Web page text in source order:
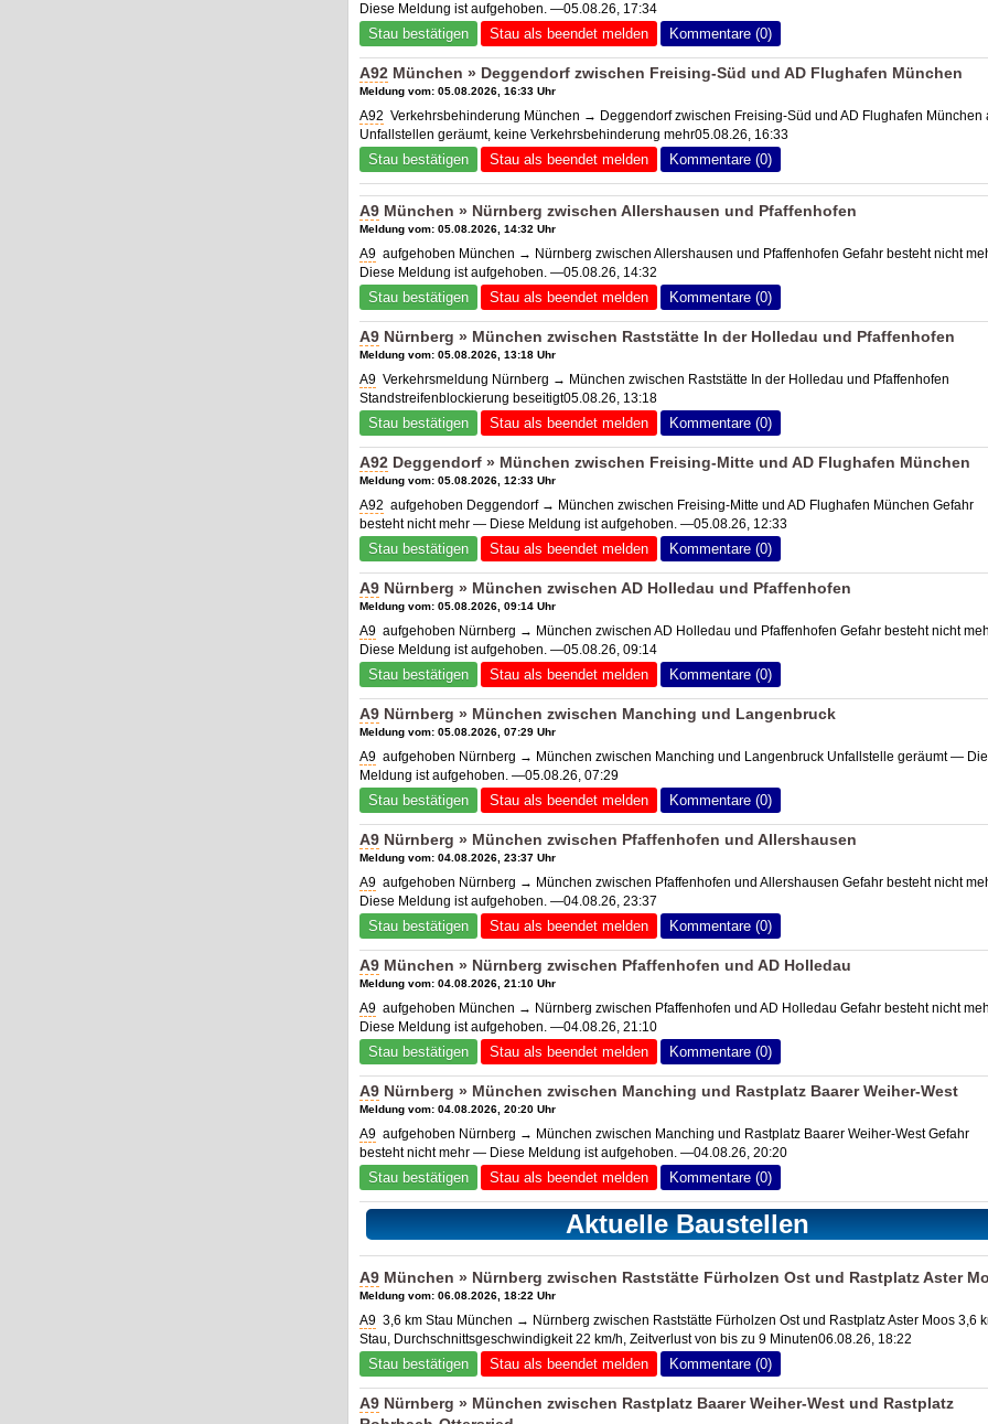
Diese Meldung ist aufgehoben. —05.08.26, 17:34
Stau bestätigen Stau als beendet melden Kommentare (0)
A92 München » Deggendorf zwischen Freising-Süd und AD Flughafen München
Meldung vom: 05.08.2026, 16:33 Uhr
A92 Verkehrsbehinderung München → Deggendorf zwischen Freising-Süd und AD Flughafen München
Unfallstellen geräumt, keine Verkehrsbehinderung mehr05.08.26, 16:33
Stau bestätigen Stau als beendet melden Kommentare (0)
A9 München » Nürnberg zwischen Allershausen und Pfaffenhofen
Meldung vom: 05.08.2026, 14:32 Uhr
A9 aufgehoben München → Nürnberg zwischen Allershausen und Pfaffenhofen Gefahr besteht nicht
Diese Meldung ist aufgehoben. —05.08.26, 14:32
Stau bestätigen Stau als beendet melden Kommentare (0)
A9 Nürnberg » München zwischen Raststätte In der Holledau und Pfaffenhofen
Meldung vom: 05.08.2026, 13:18 Uhr
A9 Verkehrsmeldung Nürnberg → München zwischen Raststätte In der Holledau und Pfaffenhofen
Standstreifenblockierung beseitigt05.08.26, 13:18
Stau bestätigen Stau als beendet melden Kommentare (0)
A92 Deggendorf » München zwischen Freising-Mitte und AD Flughafen München
Meldung vom: 05.08.2026, 12:33 Uhr
A92 aufgehoben Deggendorf → München zwischen Freising-Mitte und AD Flughafen München Gefahr
besteht nicht mehr — Diese Meldung ist aufgehoben. —05.08.26, 12:33
Stau bestätigen Stau als beendet melden Kommentare (0)
A9 Nürnberg » München zwischen AD Holledau und Pfaffenhofen
Meldung vom: 05.08.2026, 09:14 Uhr
A9 aufgehoben Nürnberg → München zwischen AD Holledau und Pfaffenhofen Gefahr besteht nicht
Diese Meldung ist aufgehoben. —05.08.26, 09:14
Stau bestätigen Stau als beendet melden Kommentare (0)
A9 Nürnberg » München zwischen Manching und Langenbruck
Meldung vom: 05.08.2026, 07:29 Uhr
A9 aufgehoben Nürnberg → München zwischen Manching und Langenbruck Unfallstelle geräumt —
Meldung ist aufgehoben. —05.08.26, 07:29
Stau bestätigen Stau als beendet melden Kommentare (0)
A9 Nürnberg » München zwischen Pfaffenhofen und Allershausen
Meldung vom: 04.08.2026, 23:37 Uhr
A9 aufgehoben Nürnberg → München zwischen Pfaffenhofen und Allershausen Gefahr besteht nicht
Diese Meldung ist aufgehoben. —04.08.26, 23:37
Stau bestätigen Stau als beendet melden Kommentare (0)
A9 München » Nürnberg zwischen Pfaffenhofen und AD Holledau
Meldung vom: 04.08.2026, 21:10 Uhr
A9 aufgehoben München → Nürnberg zwischen Pfaffenhofen und AD Holledau Gefahr besteht nicht
Diese Meldung ist aufgehoben. —04.08.26, 21:10
Stau bestätigen Stau als beendet melden Kommentare (0)
A9 Nürnberg » München zwischen Manching und Rastplatz Baarer Weiher-West
Meldung vom: 04.08.2026, 20:20 Uhr
A9 aufgehoben Nürnberg → München zwischen Manching und Rastplatz Baarer Weiher-West Gefahr
besteht nicht mehr — Diese Meldung ist aufgehoben. —04.08.26, 20:20
Stau bestätigen Stau als beendet melden Kommentare (0)
Aktuelle Baustellen
A9 München » Nürnberg zwischen Raststätte Fürholzen Ost und Rastplatz Aster
Meldung vom: 06.08.2026, 18:22 Uhr
A9 3,6 km Stau München → Nürnberg zwischen Raststätte Fürholzen Ost und Rastplatz Aster Moos 3,6
Stau, Durchschnittsgeschwindigkeit 22 km/h, Zeitverlust von bis zu 9 Minuten06.08.26, 18:22
Stau bestätigen Stau als beendet melden Kommentare (0)
A9 Nürnberg » München zwischen Rastplatz Baarer Weiher-West und Rastplatz